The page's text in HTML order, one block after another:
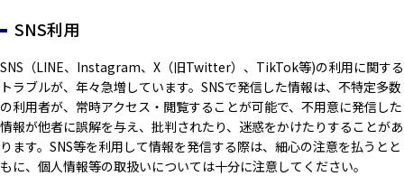
SNS利用
SNS（LINE、Instagram、X（旧Twitter）、TikTok等)の利用に関する
トラブルが、年々急増しています。SNSで発信した情報は、不特定多数
の利用者が、常時アクセス・閲覧することが可能で、不用意に発信した
情報が他者に誤解を与え、批判されたり、迷惑をかけたりすることがあ
ります。SNS等を利用して情報を発信する際は、細心の注意を払うとと
もに、個人情報等の取扱いについては十分に注意してください。